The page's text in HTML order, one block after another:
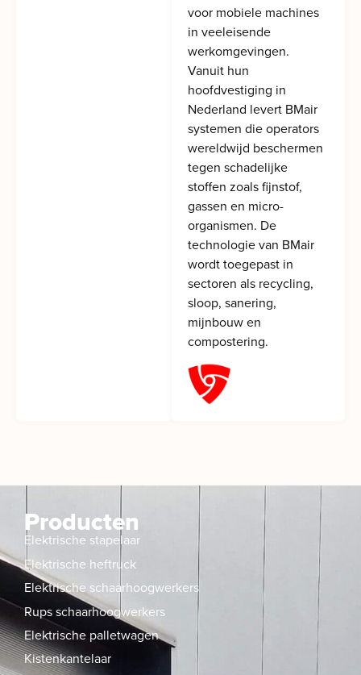
voor mobiele machines
in veeleisende
werkomgevingen.
Vanuit hun
hoofdvestiging in
Nederland levert BMair
systemen die operators
wereldwijd beschermen
tegen schadelijke
stoffen zoals fijnstof,
gassen en micro-
organismen. De
technologie van BMair
wordt toegepast in
sectoren als recycling,
sloop, sanering,
mijnbouw en
compostering.
Producten
Elektrische stapelaar
Elektrische heftruck
Elektrische schaarhoogwerkers
Rups schaarhoogwerkers
Elektrische palletwagen
Kistenkantelaar